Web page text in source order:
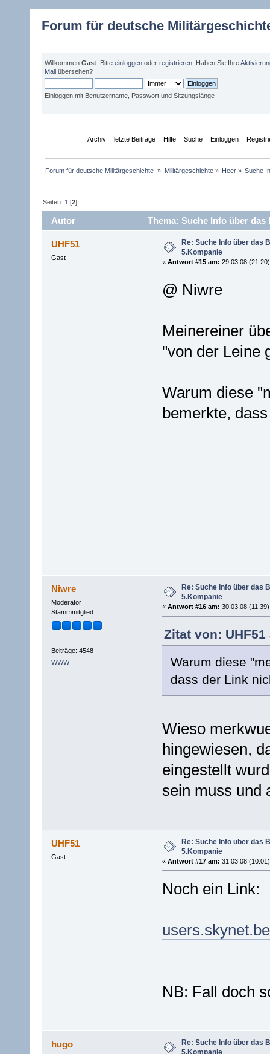
Forum für deutsche
Willkommen Gast . Bitte einloggen oder registrieren . Haben Sie Ihre
Mail übersehen?
Einloggen mit Benutzername, Passwort und Sitzungslänge
Archiv letzte Beiträge Hilfe Suche Einloggen
Forum für deutsche Militärgeschichte » Militärgeschichte» Heer» Suche
Seiten: 1 [2]
Autor Thema: Suche Info über das
UHF51
Gast
Re: Suche Info über das
5.Kompanie
« Antwort #15 am: 29.03.08
@ Niwre
Meinereiner
"von der Leine
Warum diese
bemerkte,
Niwre
Moderator
Stammmitglied
Beiträge: 4548
WWW
Re: Suche Info über das
5.Kompanie
« Antwort #16 am: 30.03.08
Zitat von: UHF51
Warum diese
dass der Link
Wieso
hingewiesen,
eingestellt
sein muss und
UHF51
Gast
Re: Suche Info über das
5.Kompanie
« Antwort #17 am: 31.03.08
Noch ein Link:
NB: Fall doch
hugo
Re: Suche Info über das
5.Kompanie